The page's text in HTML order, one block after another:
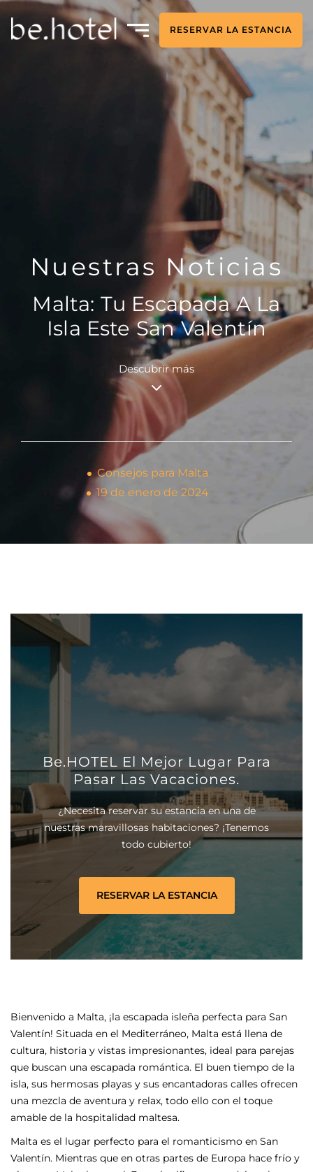
RESERVAR LA ESTANCIA
Nuestras Noticias
Malta: Tu Escapada A La
Isla Este San Valentín
Descubrir más
Consejos para Malta
19 de enero de 2024
Bienvenido a Malta, ¡la escapada isleña perfecta para San
Valentín! Situada en el Mediterráneo, Malta está llena de
cultura, historia y vistas impresionantes, ideal para parejas
que buscan una escapada romántica. El buen tiempo de la
isla, sus hermosas playas y sus encantadoras calles ofrecen
una mezcla de aventura y relax, todo ello con el toque
amable de la hospitalidad maltesa.
Malta es el lugar perfecto para el romanticismo en San
Valentín. Mientras que en otras partes de Europa hace frío y
Be.HOTEL El Mejor Lugar Para
Pasar Las Vacaciones.
¿Necesita reservar su estancia en una de
nuestras maravillosas habitaciones? ¡Tenemos
todo cubierto!
RESERVAR LA ESTANCIA